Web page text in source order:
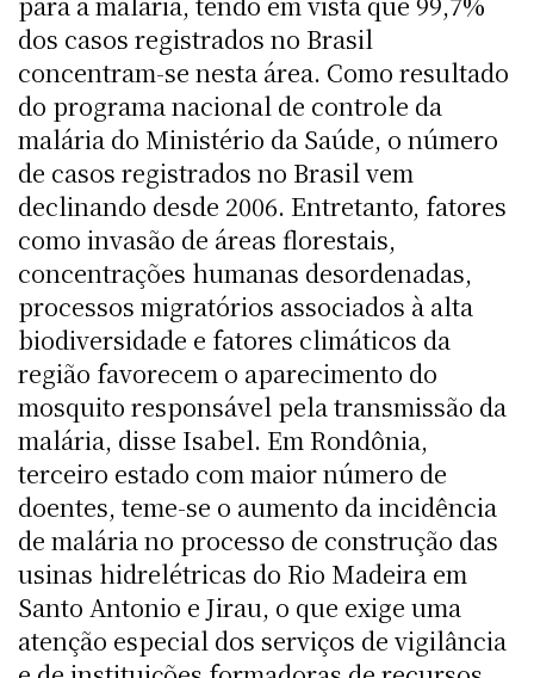
dos casos registrados no Brasil
concentram-se nesta área. Como resultado
do programa nacional de controle da
malária do Ministério da Saúde, o número
de casos registrados no Brasil vem
declinando desde 2006. Entretanto, fatores
como invasão de áreas florestais,
concentrações humanas desordenadas,
processos migratórios associados à alta
biodiversidade e fatores climáticos da
região favorecem o aparecimento do
mosquito responsável pela transmissão da
malária, disse Isabel. Em Rondônia,
terceiro estado com maior número de
doentes, teme-se o aumento da incidência
de malária no processo de construção das
usinas hidrelétricas do Rio Madeira em
Santo Antonio e Jirau, o que exige uma
atenção especial dos serviços de vigilância